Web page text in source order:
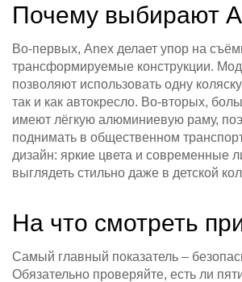
Почему выбирают
Во-первых, Anex делает упор на
трансформируемые конструкции.
позволяют использовать одну
так и как автокресло. Во‑вторых,
имеют лёгкую алюминиевую раму,
поднимать в общественном
дизайн: яркие цвета и современные
выглядеть стильно даже в детской
На что смотреть
Самый главный показатель –
Обязательно проверяйте, есть ли